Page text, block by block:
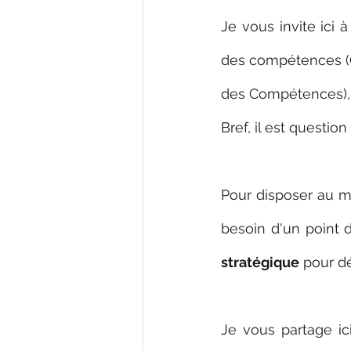
Je vous invite ici
des compétences
des
Bref, il est
Pour disposer au
besoin d'un point
stratégique pour
Je vous partage